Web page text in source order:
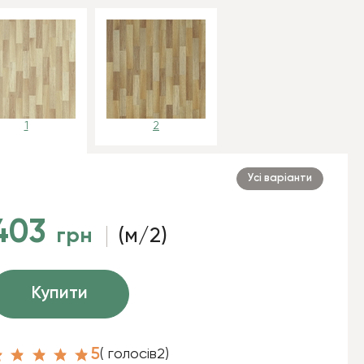
1 2
Усі варіанти
грн (м/2)
Купити
5( голосів2)